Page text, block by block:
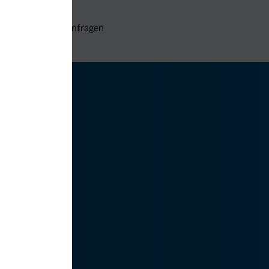
Unverbindliche Anfragen